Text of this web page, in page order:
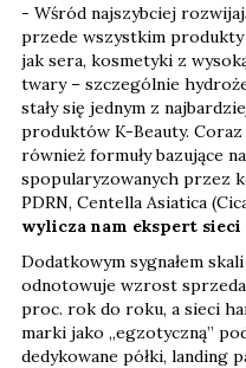
- Wśród najszybciej
przede wszystkim
jak sera, kosmetyki z
twary – szczególnie
stały się jednym z
produktów K-Beauty.
również formuły bazujące
spopularyzowanych przez
PDRN, Centella Asiatica
wylicza nam ekspert
Dodatkowym sygnałem
odnotowuje wzrost
proc. rok do roku, a sieci
marki jako „egzotyczną”
dedykowane półki, landing